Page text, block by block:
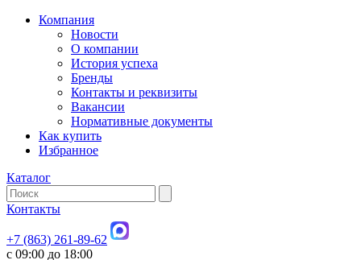
Компания
Новости
О компании
История успеха
Бренды
Контакты и реквизиты
Вакансии
Нормативные документы
Как купить
Избранное
Каталог
Контакты
+7 (863) 261-89-62
с 09:00 до 18:00